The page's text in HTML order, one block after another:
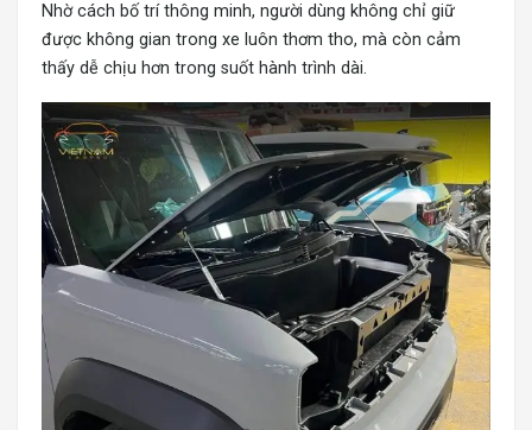
Nhờ cách bố trí thông minh, người dùng không chỉ giữ
được không gian trong xe luôn thơm tho, mà còn cảm
thấy dễ chịu hơn trong suốt hành trình dài.